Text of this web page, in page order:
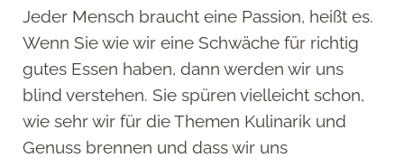
Jeder Mensch braucht eine Passion, heißt es.
Wenn Sie wie wir eine Schwäche für richtig
gutes Essen haben, dann werden wir uns
blind verstehen. Sie spüren vielleicht schon,
wie sehr wir für die Themen Kulinarik und
Genuss brennen und dass wir uns